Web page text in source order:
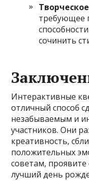
требующее
сочинить
Интерактивные
отличный способ
незабываемым и
участников. Они
креативность,
положительных
советам,
лучший день